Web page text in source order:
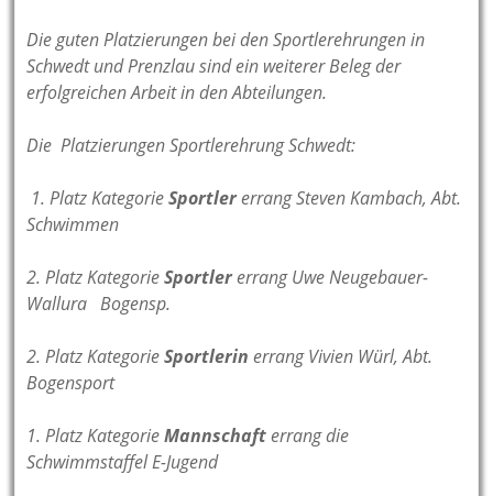
Die guten Platzierungen bei den Sportlerehrungen in
Schwedt und Prenzlau sind ein weiterer Beleg der
erfolgreichen Arbeit in den Abteilungen.
Die Platzierungen Sportlerehrung Schwedt:
1. Platz KategorieSportlererrang Steven Kambach, Abt.
Schwimmen
2. Platz KategorieSportlererrang Uwe Neugebauer-
Wallura Bogensp.
2. Platz KategorieSportlerin errang Vivien Würl, Abt.
Bogensport
1. Platz KategorieMannschafterrang die
Schwimmstaffel E-Jugend